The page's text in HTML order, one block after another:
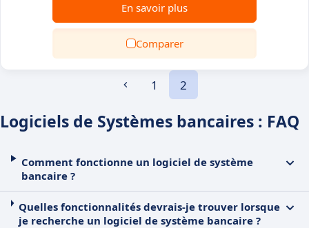
En savoir plus
Comparer
1 2
Logiciels de Systèmes bancaires : FAQ
Comment fonctionne un logiciel de système
bancaire ?
Quelles fonctionnalités devrais-je trouver lorsque
je recherche un logiciel de système bancaire ?